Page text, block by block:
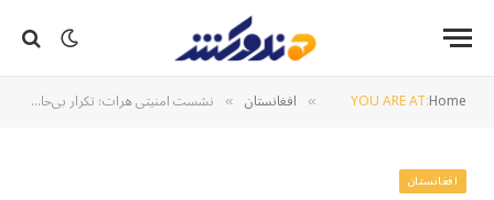
YOU ARE AT:Home
» افغانستان » نشست امنیتی هرات؛ تکرار بی‌حاصل یک نمایش شکست‌خورده!
افغانستان